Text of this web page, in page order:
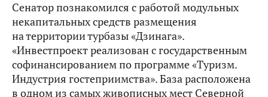
Сенатор познакомился с работой модульных
некапитальных средств размещения
на территории турбазы «Дзинага».
«Инвестпроект реализован с государственным
софинансированием по программе «Туризм.
Индустрия гостеприимства». База расположена
в одном из самых живописных мест Северной